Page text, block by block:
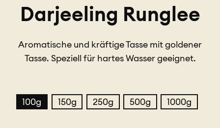
Darjeeling Runglee
Aromatische und kräftige Tasse mit goldener
Tasse. Speziell für hartes Wasser geeignet.
100g 150g 250g 500g 1000g